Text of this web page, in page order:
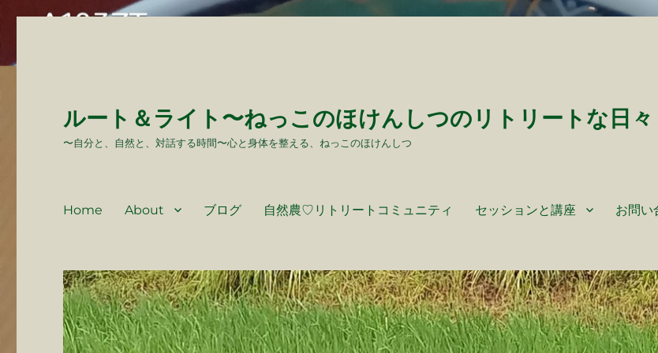
ルート＆ライト〜ねっこのほけんしつのリトリートな日々
〜自分と、自然と、対話する時間〜心と身体を整える、ねっこのほけんしつ
Home About ブログ 自然農♡リトリートコミュニティ セッションと講座 お問い